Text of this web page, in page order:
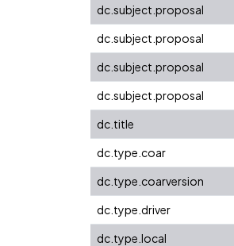
dc.subject.proposal
dc.subject.proposal
dc.subject.proposal
dc.subject.proposal
dc.title
dc.type.coar
dc.type.coarversion
dc.type.driver
dc.type.local